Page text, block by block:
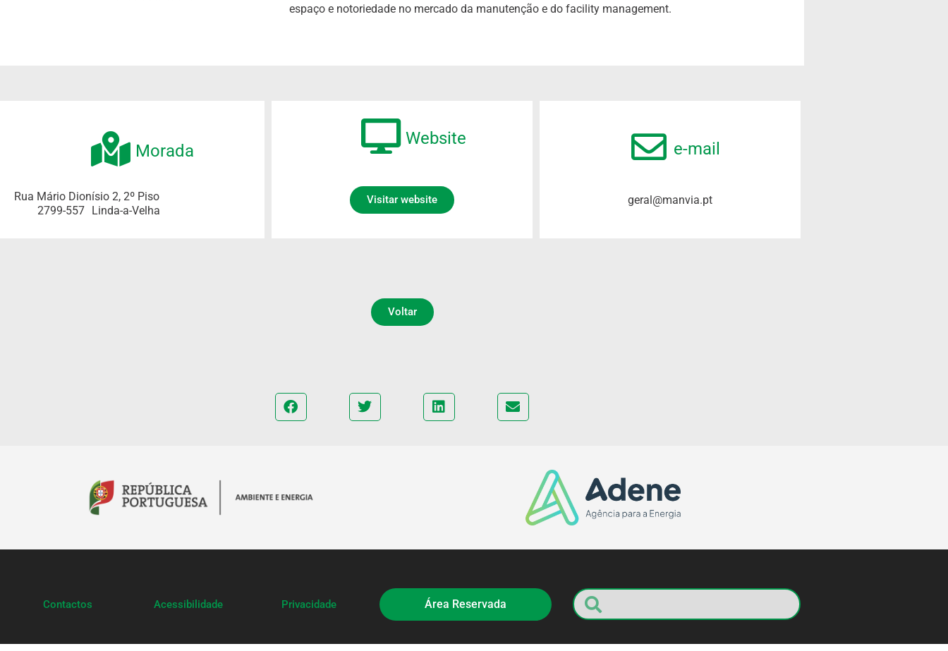
espaço e notoriedade no mercado da manutenção e do facility management.
Morada
Rua Mário Dionísio 2, 2º Piso
2799-557
Linda-a-Velha
Website
Visitar website
e-mail
geral@manvia.pt
Voltar
Contactos Acessibilidade Privacidade Área Reservada